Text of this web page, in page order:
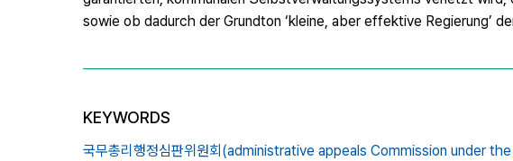
sowie ob dadurch der Grundton ‘kleine, aber effektive Regierung’
KEYWORDS
국무총리행정심판위원회(administrative appeals Commission under